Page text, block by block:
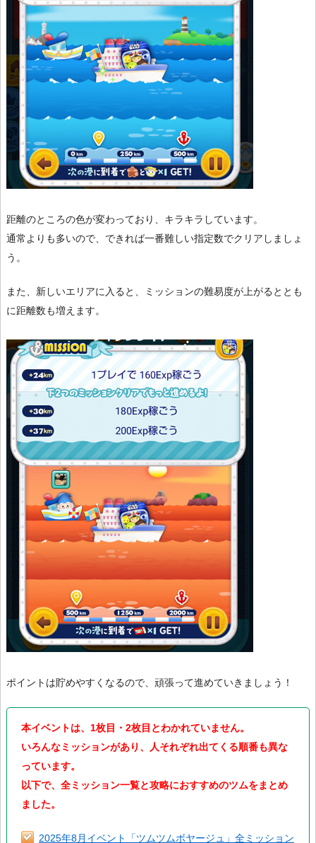
距離のところの色が変わっており、キラキラしています。
通常よりも多いので、できれば一番難しい指定数でクリアしましょ
う。
また、新しいエリアに入ると、ミッションの難易度が上がるととも
に距離数も増えます。
ポイントは貯めやすくなるので、頑張って進めていきましょう！
本イベントは、1枚目・2枚目とわかれていません。
いろんなミッションがあり、人それぞれ出てくる順番も異な
っています。
以下で、全ミッション一覧と攻略におすすめのツムをまとめ
ました。
2025年8月イベント「ツムツムボヤージュ」全ミッション